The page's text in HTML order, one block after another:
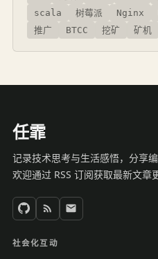
scala
树莓派 Nginx
推广
BTCC 挖矿 矿机
任霏
记录技术思考与生活感悟，分享编
欢迎通过 RSS 订阅获取最新文章
社会化互动